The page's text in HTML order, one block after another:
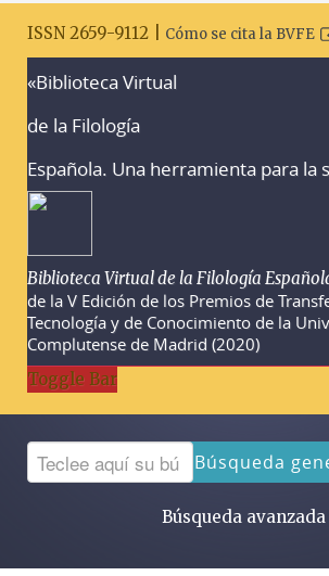
ISSN 2659-9112 | Cómo se cita la BVFE
«Biblioteca Virtual
de la Filología
Española. Una herramienta para la
Biblioteca Virtual de la Filología
de la V Edición de los Premios de
Tecnología y de Conocimiento de la
Complutense de Madrid (2020)
Toggle Bar
Búsqueda
Búsqueda avanzada